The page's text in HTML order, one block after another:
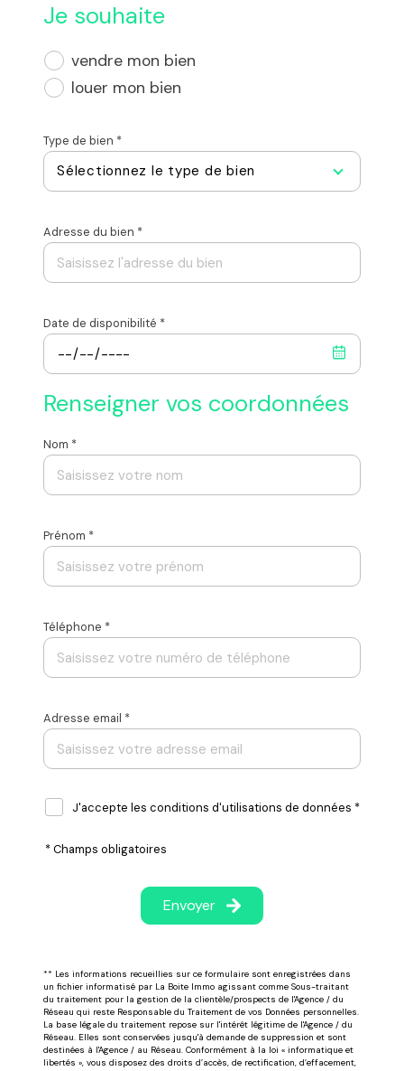
Je souhaite
vendre mon bien
louer mon bien
Type de bien *
Sélectionnez le type de bien
Adresse du bien *
Date de disponibilité *
Renseigner vos coordonnées
Nom *
Prénom *
Téléphone *
Adresse email *
J'accepte les conditions d'utilisations de données *
* Champs obligatoires
Envoyer
** Les informations recueillies sur ce formulaire sont enregistrées dans
un fichier informatisé par La Boite Immo agissant comme Sous-traitant
du traitement pour la gestion de la clientèle/prospects de l'Agence / du
Réseau qui reste Responsable du Traitement de vos Données personnelles.
La base légale du traitement repose sur l'intérêt légitime de l'Agence / du
Réseau. Elles sont conservées jusqu'à demande de suppression et sont
destinées à l'Agence / au Réseau. Conformément à la loi « informatique et
libertés », vous disposez des droits d’accès, de rectification, d’effacement,